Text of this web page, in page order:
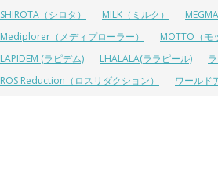
SHIROTA（シロタ）
MILK（ミルク）
Mediplorer（メディプローラー）
MOTTO（モ
LAPIDEM (ラピデム)
LHALALA(ララピール)
ROS Reduction（ロスリダクション）
ワールド